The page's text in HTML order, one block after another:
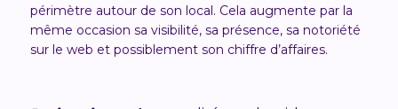
périmètre autour de son local. Cela augmente par la
même occasion sa visibilité, sa présence, sa notoriété
sur le web et possiblement son chiffre d’affaires.